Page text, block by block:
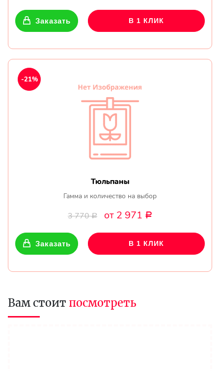
Заказать В 1 КЛИК
Тюльпаны
Гамма и количество на выбор
3 770Р от 2 971 Р
-21%
Заказать В 1 КЛИК
Вам стоит посмотреть